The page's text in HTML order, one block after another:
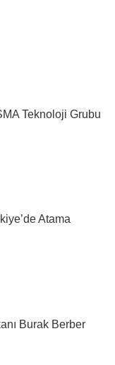
Teknoloji Grubu
Atama
Burak Berber